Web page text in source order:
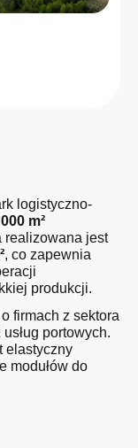
logistyczno-
m²
realizowana jest
, co zapewnia
produkcji.
firmach z sektora
portowych.
elastyczny
modułów do